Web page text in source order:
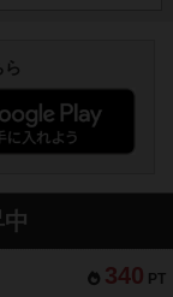
340 PT